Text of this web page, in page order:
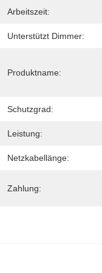
Arbeitszeit:
Unterstützt Dimmer:
Produktname:
Schutzgrad:
Leistung:
Netzkabellänge:
Zahlung: